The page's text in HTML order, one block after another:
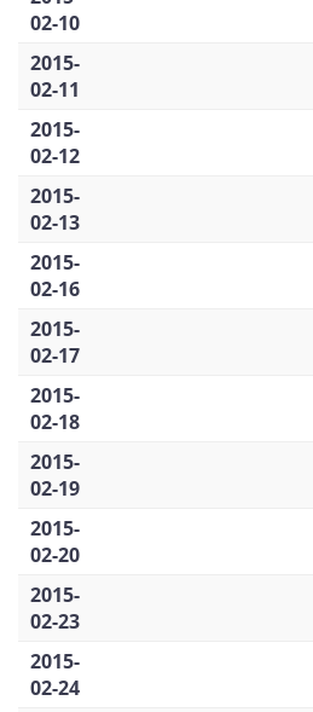
02-10
2015-
02-11
2015-
02-12
2015-
02-13
2015-
02-16
2015-
02-17
2015-
02-18
2015-
02-19
2015-
02-20
2015-
02-23
2015-
02-24